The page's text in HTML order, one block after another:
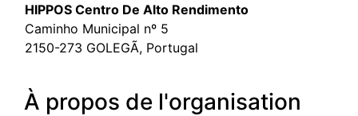
HIPPOS Centro De Alto Rendimento
Caminho Municipal nº 5
2150-273 GOLEGÃ, Portugal
À propos de l'organisation